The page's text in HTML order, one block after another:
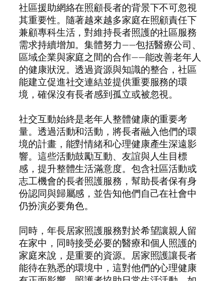
社區援助網絡在照顧長者的背景下不可忽視
其重要性。隨著越來越多家庭在照顧責任下
兼顧專科生活，對維持長者照護的社區服務
需求持續增加。集體努力——包括醫療公司、
區域企業與家庭之間的合作——能改善老年人
的健康狀況。透過資源與知識的整合，社區
能建立促進社交連結並提供重要服務的環
境，確保沒有長者感到孤立或被忽視。
社交互動始終是老年人整體健康的重要考
量。透過活動和活動，將長者融入他們的環
境的計畫，能對情緒和心理健康產生深遠影
響。這些活動鼓勵互動、友誼與人生目標
感，提升整體生活滿意度。包含社區活動或
志工機會的長者照護服務，幫助長者保有身
份認同與歸屬感，並告知他們自己在社會中
仍扮演必要角色。
同時，年長居家照護服務對於希望讓親人留
在家中，同時接受必要的醫療和個人照護的
家庭來說，是重要的資源。居家照護讓長者
能待在熟悉的環境中，這對他們的心理健康